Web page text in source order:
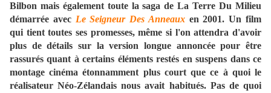
Bilbon mais également toute la saga deLa Terre Du Milieu
démarrée avec Le Seigneur Des Anneauxen 2001. Un film
qui tient toutes ses promesses, même si l'on attendra d'avoir
plus de détails sur la version longue annoncée pour être
rassurés quant à certains éléments restés en suspens dans ce
montage cinéma étonnamment plus court que ce à quoi le
réalisateur Néo-Zélandais nous avait habitués. Pas de quoi